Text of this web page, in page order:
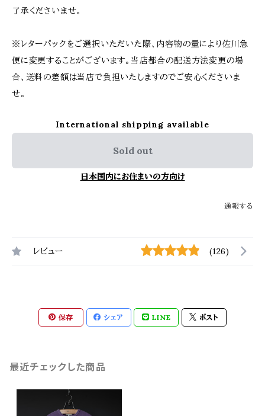
了承くださいませ。
※レターパックをご選択いただいた際、内容物の量により佐川急
便に変更することがございます。当店都合の配送方法変更の場
合、送料の差額は当店で負担いたしますのでご安心くださいま
せ。
International shipping available
Sold out
日本国内にお住まいの方向け
通報する
レビュー (126)
保存 シェア LINE ポスト
最近チェックした商品